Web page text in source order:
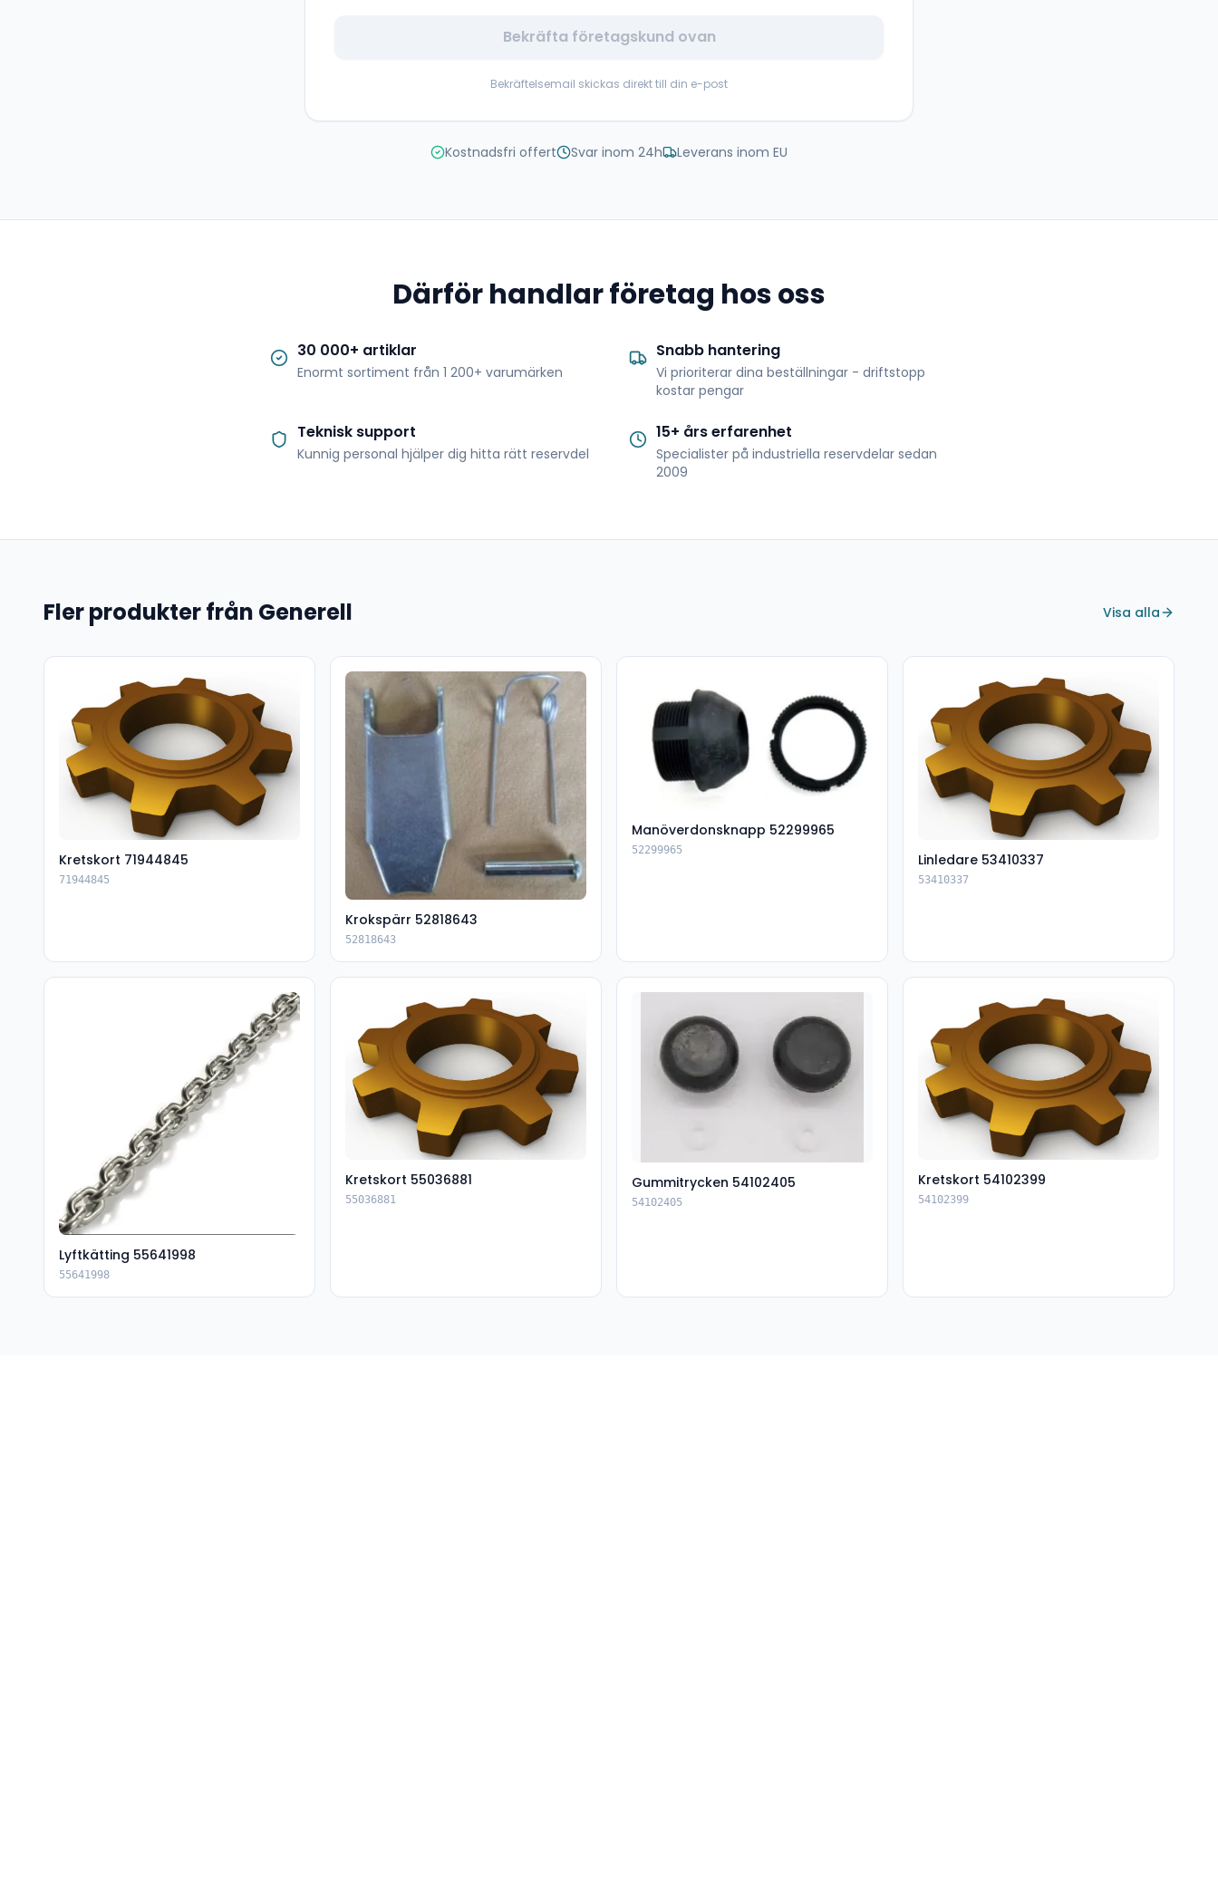
Bekräfta företagskund ovan
Bekräftelsemail skickas direkt till din e-post
Kostnadsfri offert Svar inom 24h Leverans inom EU
Därför handlar företag hos oss
30 000+ artiklar
Enormt sortiment från 1 200+ varumärken
Snabb hantering
Vi prioriterar dina beställningar - driftstopp
kostar pengar
Teknisk support
Kunnig personal hjälper dig hitta rätt reservdel
15+ års erfarenhet
Specialister på industriella reservdelar sedan
2009
Fler produkter från Generell Visa alla
Kretskort 71944845
71944845
Krokspärr 52818643
52818643
Manöverdonsknapp 52299965
52299965
Linledare 53410337
53410337
Lyftkätting 55641998
55641998
Kretskort 55036881
55036881
Gummitrycken 54102405
54102405
Kretskort 54102399
54102399